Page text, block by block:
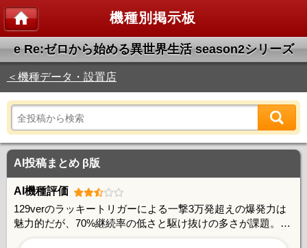
機種別掲示板
e Re:ゼロから始める異世界生活 season2シリーズ
＜機種データ・設置店
AI投稿まとめ β版
AI機種評価
129verのラッキートリガーによる一撃3万発超えの爆発力は
魅力的だが、70%継続率の低さと駆け抜けの多さが課題。
249verは初当たりの重さと先バレ演出の信頼度低下が指摘さ